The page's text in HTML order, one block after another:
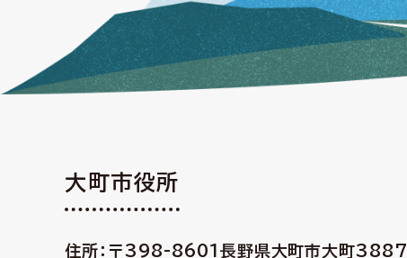
大町市役所
住所：〒398-8601 長野県大町市大町3887